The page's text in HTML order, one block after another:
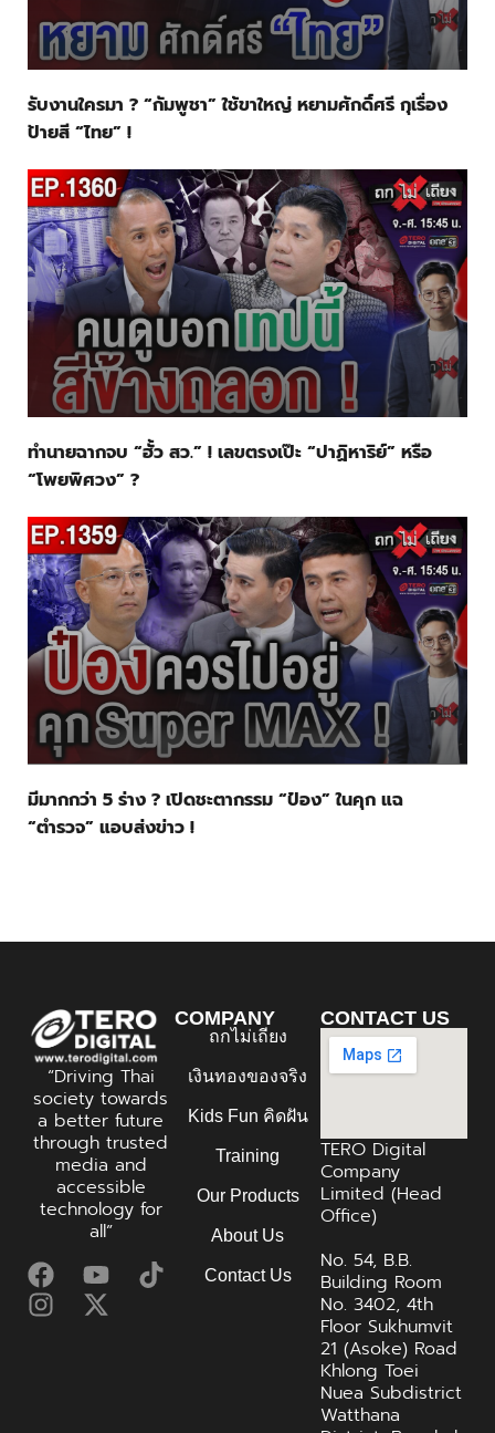
รับงานใครมา ? “กัมพูชา” ใช้ขาใหญ่ หยามศักดิ์ศรี กุเรื่อง
ป้ายสี “ไทย” !
ทำนายฉากจบ “ฮั้ว สว.” ! เลขตรงเป๊ะ “ปาฏิหาริย์” หรือ
“โพยพิศวง” ?
มีมากกว่า 5 ร่าง ? เปิดชะตากรรม “ป๋อง” ในคุก แฉ
“ตำรวจ” แอบส่งข่าว !
“Driving Thai
society towards
a better future
through trusted
media and
accessible
technology for
all”
COMPANY
ถกไม่เถียง
เงินทองของจริง
Kids Fun คิดฝัน
Training
Our Products
About Us
Contact Us
CONTACT US
TERO Digital
Company
Limited (Head
Office)
No. 54, B.B.
Building Room
No. 3402, 4th
Floor Sukhumvit
21 (Asoke) Road
Khlong Toei
Nuea Subdistrict
Watthana